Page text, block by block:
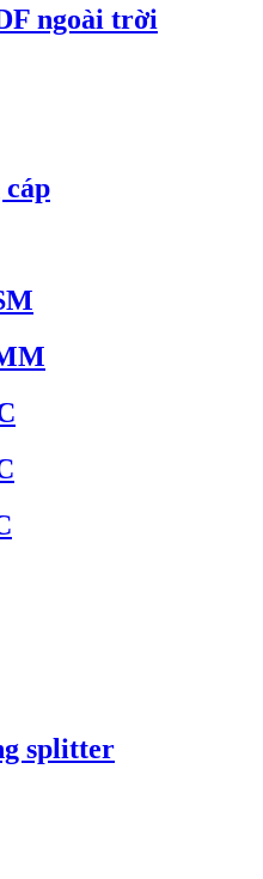
ngoài trời
splitter